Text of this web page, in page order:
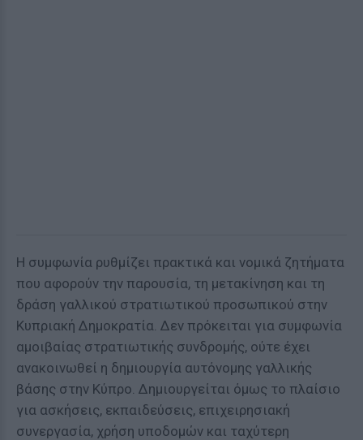
Η συμφωνία ρυθμίζει πρακτικά και νομικά ζητήματα
που αφορούν την παρουσία, τη μετακίνηση και τη
δράση γαλλικού στρατιωτικού προσωπικού στην
Κυπριακή Δημοκρατία. Δεν πρόκειται για συμφωνία
αμοιβαίας στρατιωτικής συνδρομής, ούτε έχει
ανακοινωθεί η δημιουργία αυτόνομης γαλλικής
βάσης στην Κύπρο. Δημιουργείται όμως το πλαίσιο
για ασκήσεις, εκπαιδεύσεις, επιχειρησιακή
συνεργασία, χρήση υποδομών και ταχύτερη